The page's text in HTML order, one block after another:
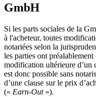
GmbH
Si les parts sociales de la
à l'acheteur, toutes
notariées selon la
les parties ont
modification ultérieure d’un
est donc possible sans
d’une clause sur le prix
(« Earn-Out»).